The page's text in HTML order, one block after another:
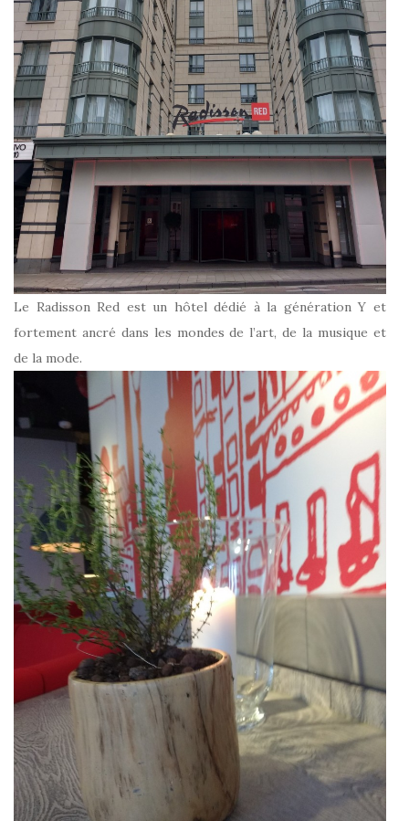
Le Radisson Red est un hôtel dédié à la génération Y et
fortement ancré dans les mondes de l’art, de la musique et
de la mode.